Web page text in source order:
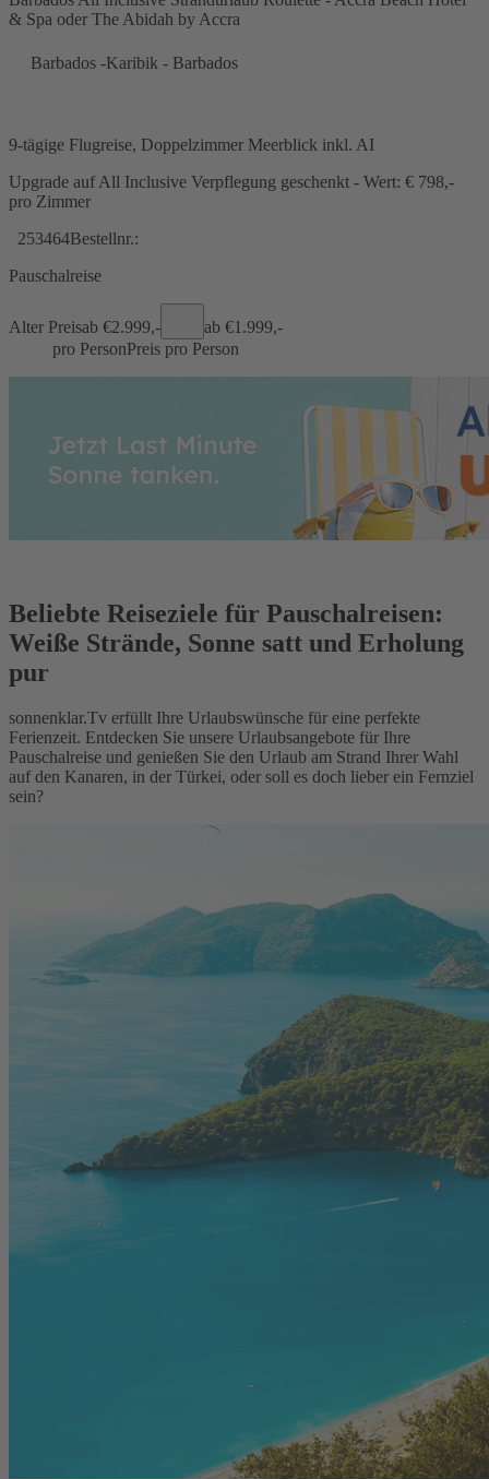
& Spa oder The Abidah by Accra
Barbados -Karibik - Barbados
9-tägige Flugreise, Doppelzimmer Meerblick inkl. AI
Upgrade auf All Inclusive Verpflegung geschenkt - Wert: € 798,-
pro Zimmer
253464Bestellnr.:
Pauschalreise
Alter Preisab €2.999,- ab €1.999,-
pro PersonPreis pro Person
Beliebte Reiseziele für Pauschalreisen:
Weiße Strände, Sonne satt und Erholung
pur
sonnenklar.Tv erfüllt Ihre Urlaubswünsche für eine perfekte
Ferienzeit. Entdecken Sie unsere Urlaubsangebote für Ihre
Pauschalreise und genießen Sie den Urlaub am Strand Ihrer Wahl
auf den Kanaren, in der Türkei, oder soll es doch lieber ein Fernziel
sein?